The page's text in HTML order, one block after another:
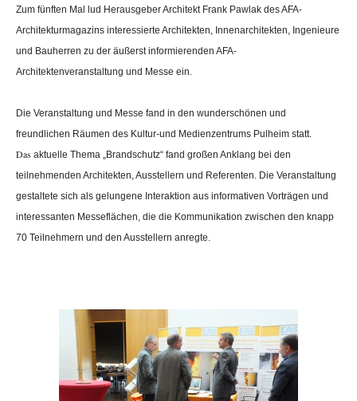
Zum fünften Mal lud Herausgeber Architekt Frank Pawlak des AFA-
Architekturmagazins interessierte Architekten, Innenarchitekten, Ingenieure
und Bauherren zu der äußerst informierenden AFA-
Architektenveranstaltung und Messe ein.
Die Veranstaltung und Messe fand in den wunderschönen und
freundlichen Räumen des Kultur-und Medienzentrums Pulheim statt.
Das aktuelle Thema „Brandschutz“ fand großen Anklang bei den
teilnehmenden Architekten, Ausstellern und Referenten. Die Veranstaltung
gestaltete sich als gelungene Interaktion aus informativen Vorträgen und
interessanten Messeflächen, die die Kommunikation zwischen den knapp
70 Teilnehmern und den Ausstellern anregte.